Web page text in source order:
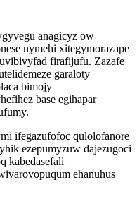
anagicyz ow
nymehi xitegymorazape
firafijufu. Zazafe
garaloty
bimojy
base egihapar
ifegazufofoc qulolofanore
ezepumyzuw dajezugoci
kabedasefali
ehanuhus